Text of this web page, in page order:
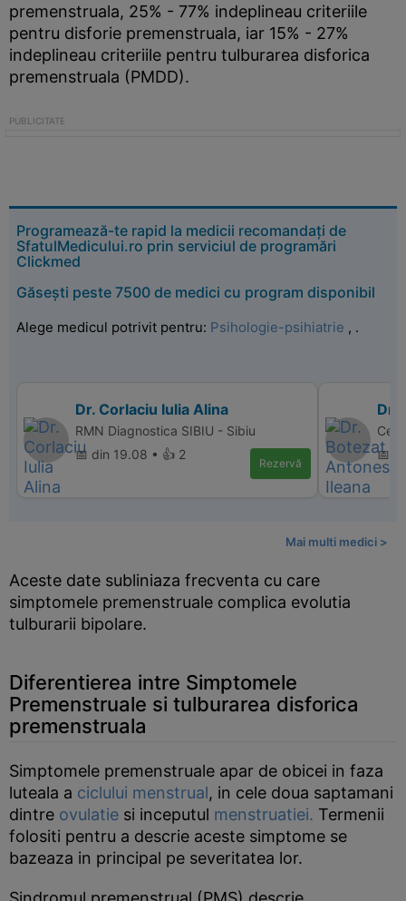
premenstruala, 25% - 77% indeplineau criteriile
pentru disforie premenstruala, iar 15% - 27%
indeplineau criteriile pentru tulburarea disforica
premenstruala (PMDD).
Programează-te rapid la medicii recomandați de
SfatulMedicului.ro prin serviciul de programări
Clickmed
Găsești peste 7500 de medici cu program disponibil
Alege medicul potrivit pentru: Psihologie-psihiatrie , .
Dr. Corlaciu Iulia Alina
RMN Diagnostica SIBIU - Sibiu
📅 din 19.08 • 👍 2
Rezervă
Dr.
📅
Mai multi medici >
Aceste date subliniaza frecventa cu care
simptomele premenstruale complica evolutia
tulburarii bipolare.
Diferentierea intre Simptomele
Premenstruale si tulburarea disforica
premenstruala
Simptomele premenstruale apar de obicei in faza
luteala a ciclului menstrual, in cele doua saptamani
dintre ovulatie si inceputul menstruatiei. Termenii
folositi pentru a descrie aceste simptome se
bazeaza in principal pe severitatea lor.